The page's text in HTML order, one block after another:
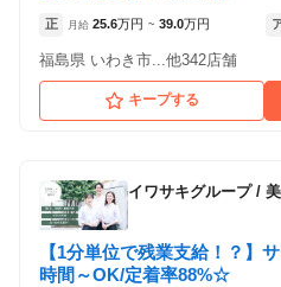
美容プラージュ 白河店
各店舗の特色（詳しい給与、一緒に働
など）が見られます
件の店舗
正 月給 25.6万円 ~ 39.0万円
福島県 いわき市...他342店舗
キープする
イワサキグループ/
【1分単位で残業支給！？】
時間～OK/定着率88%☆